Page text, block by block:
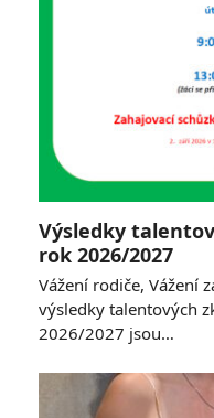
Výsledky
rok 2026/2027
Vážení rodiče, Vážení
výsledky talentových
2026/2027 jsou…